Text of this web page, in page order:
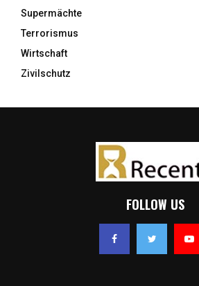
Supermächte
Terrorismus
Wirtschaft
Zivilschutz
FOLLOW US